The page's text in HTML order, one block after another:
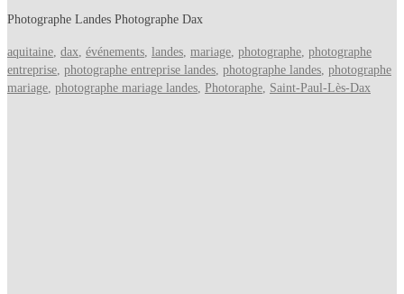
Photographe Landes Photographe Dax
aquitaine dax événements landes mariage photographe photographe
entreprise photographe entreprise landes photographe landes photographe
mariage photographe mariage landes Photoraphe Saint-Paul-Lès-Dax